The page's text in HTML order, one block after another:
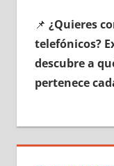
📌 ¿Quieres
telefónicos?
descubre а
pertenece